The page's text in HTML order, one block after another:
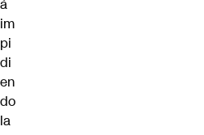
á
im
pi
di
en
do
la